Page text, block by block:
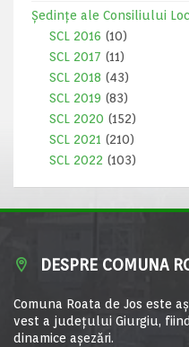
Ședințe ale Consiliului
SCL 2016 (10)
SCL 2017 (11)
SCL 2018 (43)
SCL 2019 (83)
SCL 2020 (152)
SCL 2021 (210)
SCL 2022 (103)
DESPRE COMUNA
Comuna Roata de Jos este
vest a judeţului Giurgiu,
dinamice aşezări.